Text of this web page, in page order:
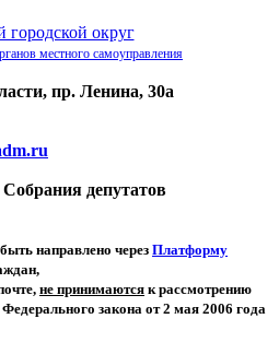
городской округ
местного самоуправления
пр. Ленина, 30а
депутатов
направлено через Платформу
не принимаются к рассмотрению
закона от 2 мая 2006 года